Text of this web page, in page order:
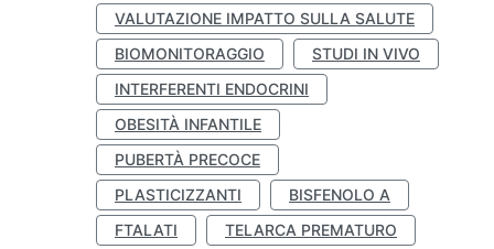
VALUTAZIONE IMPATTO SULLA SALUTE
BIOMONITORAGGIO
STUDI IN VIVO
INTERFERENTI ENDOCRINI
OBESITÀ INFANTILE
PUBERTÀ PRECOCE
PLASTICIZZANTI
BISFENOLO A
FTALATI
TELARCA PREMATURO